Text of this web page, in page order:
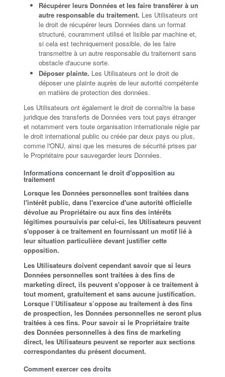
Récupérer leurs Données et les faire transférer à un
autre responsable du traitement. Les Utilisateurs ont
le droit de récupérer leurs Données dans un format
structuré, couramment utilisé et lisible par machine et,
si cela est techniquement possible, de les faire
transmettre à un autre responsable du traitement sans
obstacle d'aucune sorte.
Déposer plainte. Les Utilisateurs ont le droit de
déposer une plainte auprès de leur autorité compétente
en matière de protection des données.
Les Utilisateurs ont également le droit de connaître la base
juridique des transferts de Données vers tout pays étranger
et notamment vers toute organisation internationale régie par
le droit international public ou créée par deux pays ou plus,
comme l'ONU, ainsi que les mesures de sécurité prises par
le Propriétaire pour sauvegarder leurs Données.
Informations concernant le droit d'opposition au
traitement
Lorsque les Données personnelles sont traitées dans
l'intérêt public, dans l'exercice d'une autorité officielle
dévolue au Propriétaire ou aux fins des intérêts
légitimes poursuivis par celui-ci, les Utilisateurs peuvent
s'opposer à ce traitement en fournissant un motif lié à
leur situation particulière devant justifier cette
opposition.
Les Utilisateurs doivent cependant savoir que si leurs
Données personnelles sont traitées à des fins de
marketing direct, ils peuvent s'opposer à ce traitement à
tout moment, gratuitement et sans aucune justification.
Lorsque l’Utilisateur s’oppose au traitement à des fins
de prospection, les Données personnelles ne seront plus
traitées à ces fins. Pour savoir si le Propriétaire traite
des Données personnelles à des fins de marketing
direct, les Utilisateurs peuvent se reporter aux sections
correspondantes du présent document.
Comment exercer ces droits